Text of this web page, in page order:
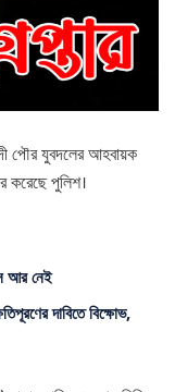
পৌর যুবদলের আহবায়ক
করেছে পুলিশ।
আর নেই
দাবিতে বিক্ষোভ,